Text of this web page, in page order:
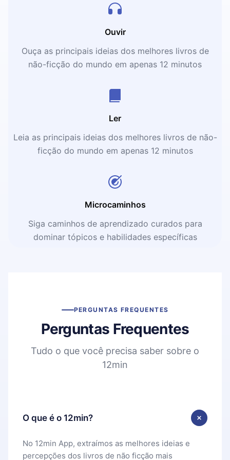
Ouvir
Ouça as principais ideias dos melhores livros de
não-ficção do mundo em apenas 12 minutos
Ler
Leia as principais ideias dos melhores livros de não-
ficção do mundo em apenas 12 minutos
Microcaminhos
Siga caminhos de aprendizado curados para
dominar tópicos e habilidades específicas
PERGUNTAS FREQUENTES
Perguntas Frequentes
Tudo o que você precisa saber sobre o
12min
O que é o 12min?
No 12min App, extraímos as melhores ideias e
percepções dos livros de não ficção mais